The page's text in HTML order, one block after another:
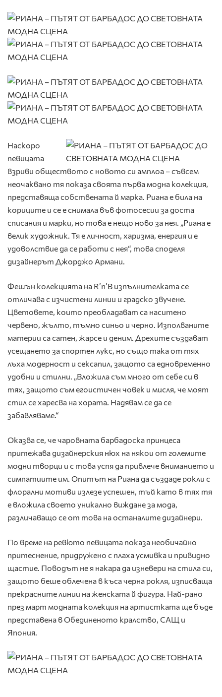
Наскоро
певицата
взриви обществото с новото си амплоа – съвсем
неочаквано тя показа своята първа модна колекция,
представяща собствената й марка. Риана е била на
кориците и се е снимала във фотосесии за доста
списания и марки, но това е нещо ново за нея. „Риана е
велик художник. Тя е личност, харизма, енергия и е
удоволствие да се работи с нея“, това споделя
дизайнерът Джорджо Армани.
Фешън колекцията на R’n’B изпълнителката се
отличава с изчистени линии и градско звучене.
Цветовете, които преобладават са наситено
червено, жълто, тъмно синьо и черно. Изполваните
материи са сатен, жарсе и деним. Дрехите създават
усещането за спортен лукс, но също така от тях
лъха модерност и сексапил, защото са едновременно
удобни и стилни. „Вложила съм много от себе си в
тях, защото съм егоистичен човек и мисля, че моят
стил се харесва на хората. Надявам се да се
забавляваме.“
Оказва се, че чаровната барбадоска принцеса
притежава дизайнерския нюх на някои от големите
модни творци и с това успя да привлече вниманието и
симпатиите им. Опитът на Риана да създаде рокли с
флорални мотиви излезе успешен, тъй като в тях тя
е вложила своето уникално виждане за мода,
различаващо се от това на останалите дизайнери.
По време на ревюто певицата показа необичайно
притеснение, придружено с плаха усмивка и привидно
щастие. Поводът не я накара да изневери на стила си,
защото беше облечена в къса черна рокля, изписваща
прекрасните линии на женската й фигура. Най-рано
през март модната колекция на артистката ще бъде
представена в Обединеното кралство, САЩ и
Япония.